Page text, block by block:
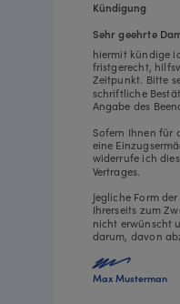
hiermit kündige
fristgerecht,
Zeitpunkt. Bitte
schriftliche
Angabe des
Sofern Ihnen für
eine
widerrufe ich
Vertrages.
Jegliche Form
Ihrerseits zum
nicht erwünscht
darum, davon
Sehr geehrte
Kündigung
Max Musterman